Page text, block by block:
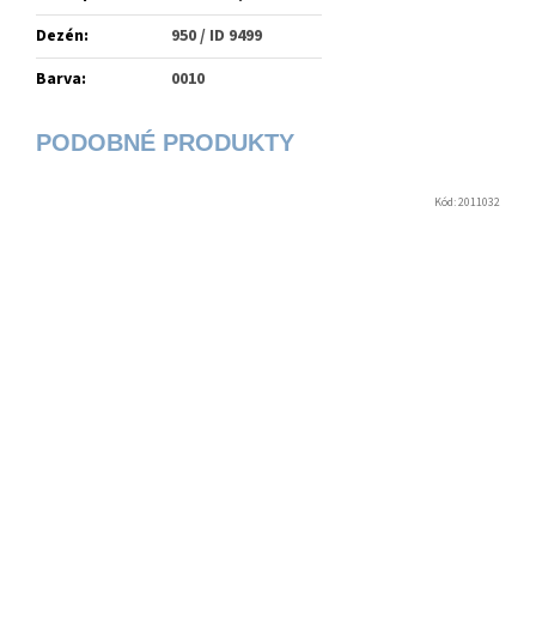
Dezén:
950 / ID 9499
Barva: 0010
Kód:2011032